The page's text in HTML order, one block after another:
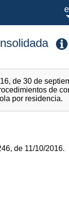
de 30 de
de
por residencia.
de 11/10/2016.